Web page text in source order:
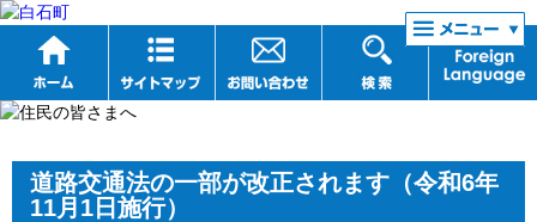
リンク集
道路交通法の一部が改正されます（令和6年
11月1日施行）